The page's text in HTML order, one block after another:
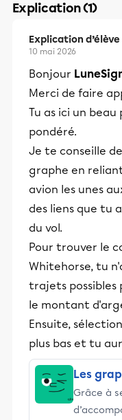
Explication (1)
Explication d’élève
10 mai 2026
Bonjour
Merci de faire
Tu as ici un
pondéré.
Je te conseille
graphe en
avion les unes
des liens que tu
du vol.
Pour trouver le
Whitehorse, tu
trajets possibles
le montant
Ensuite,
plus bas et tu
Les
Grâce à